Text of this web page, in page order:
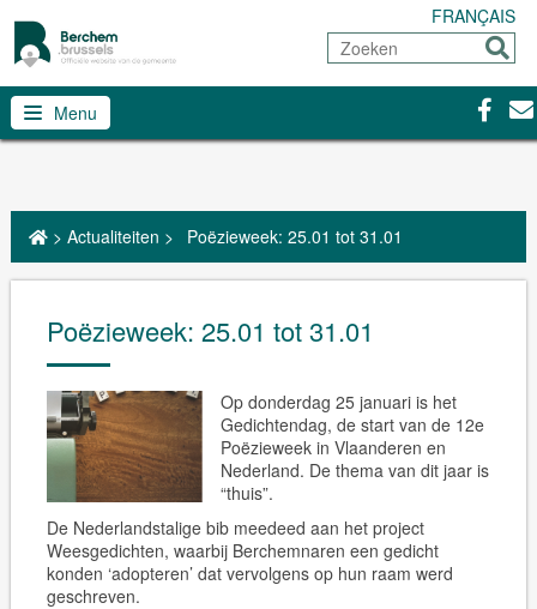
FRANÇAIS
Zoeken
Sturen
Menu
> Actualiteiten > Poëzieweek: 25.01 tot 31.01
Poëzieweek: 25.01 tot 31.01
Op donderdag 25 januari is het
Gedichtendag, de start van de 12e
Poëzieweek in Vlaanderen en
Nederland. De thema van dit jaar is
“thuis”.
De Nederlandstalige bib meedeed aan het project
Weesgedichten, waarbij Berchemnaren een gedicht
konden ‘adopteren’ dat vervolgens op hun raam werd
geschreven.